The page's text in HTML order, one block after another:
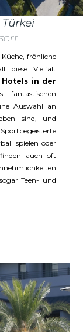
fröhliche
diese Vielfalt
in der
Auswahl an
sind, und
spielen oder
auch oft
Teen- und